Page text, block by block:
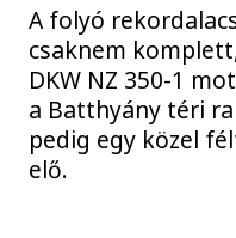
A folyó
csaknem
DKW NZ 350-1
a Batthyány téri
pedig egy közel
elő.